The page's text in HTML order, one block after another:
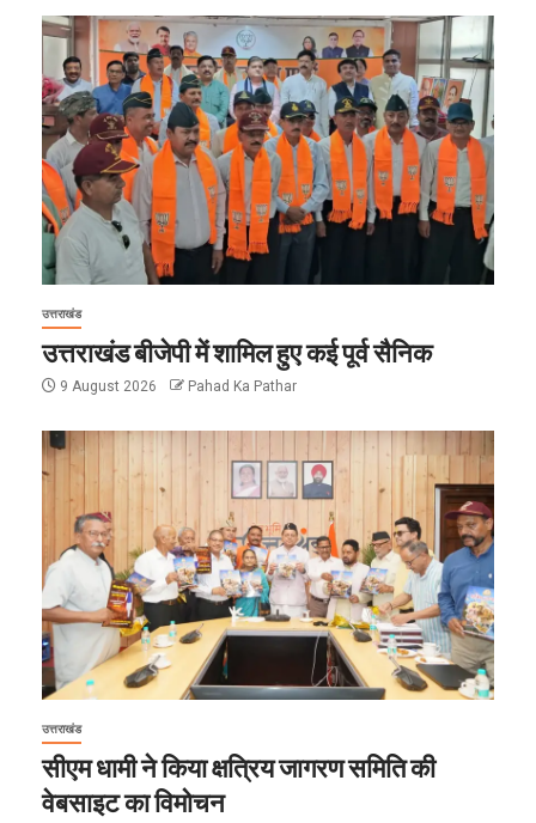
उत्तराखंड
उत्तराखंड बीजेपी में शामिल हुए कई पूर्व सैनिक
9 August 2026 Pahad Ka Pathar
उत्तराखंड
सीएम धामी ने किया क्षत्रिय जागरण समिति की
वेबसाइट का विमोचन